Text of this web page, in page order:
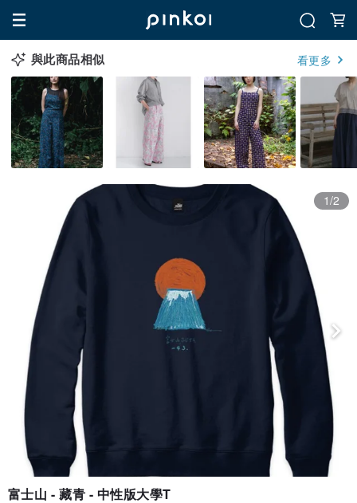
與此商品相似 看更多
1/2
富士山 - 藏青 - 中性版大學T